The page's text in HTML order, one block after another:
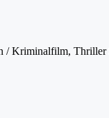
/ Kriminalfilm, Thriller